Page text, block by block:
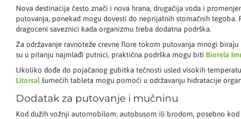
Nova destinacija često znači i nova hrana, drugačija voda i
putovanja, ponekad mogu dovesti do neprijatnih stomačnih
dragoceni saveznici kada organizmu treba dodatna podrška.
Za održavanje ravnoteže crevne flore tokom putovanja mnogi
su u pitanju najmlađi putnici, praktična podrška mogu biti Biorela
Ukoliko dođe do pojačanog gubitka tečnosti usled visokih
Litorsalšumećih tableta mogu pomoći u održavanju hidratacije
Dodatak za putovanje i mučninu
Kod dužih vožnji automobilom, autobusom ili brodom, posebno